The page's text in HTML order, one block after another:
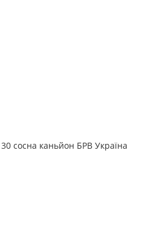
сосна каньйон БРВ Україна